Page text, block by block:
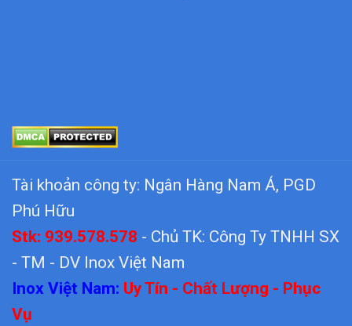
Tài khoản công ty: Ngân Hàng Nam Á, PGD
Phú Hữu
Stk: 939.578.578 - Chủ TK: Công Ty TNHH SX
- TM - DV Inox Việt Nam
Inox Việt Nam: Uy Tín - Chất Lượng - Phục
Vụ